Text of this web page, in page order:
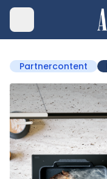
Partnercontent